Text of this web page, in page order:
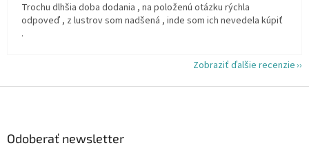
Trochu dlhšia doba dodania , na položenú otázku rýchla
odpoveď , z lustrov som nadšená , inde som ich nevedela kúpiť
.
Zobraziť ďalšie recenzie
Odoberať newsletter